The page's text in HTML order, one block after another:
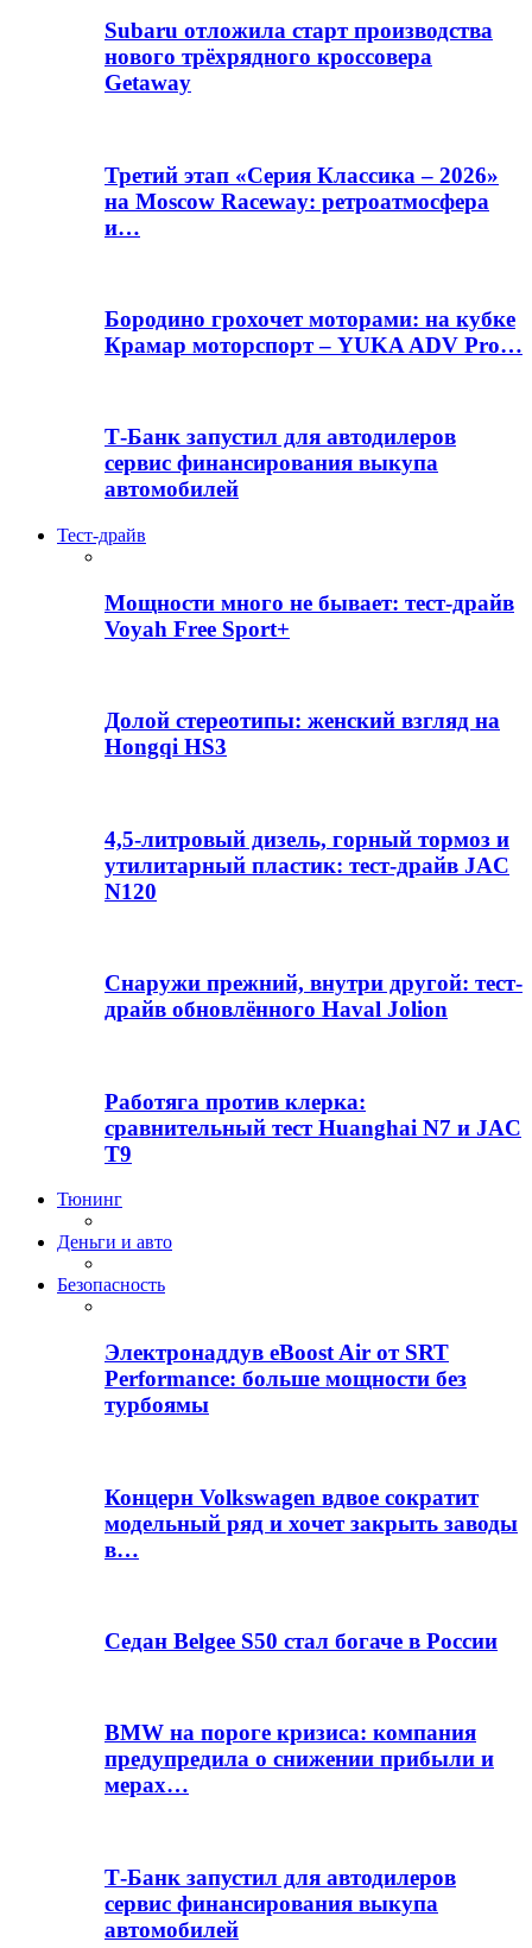
Subaru отложила старт производства
нового трёхрядного кроссовера
Getaway
Третий этап «Серия Классика – 2026»
на Moscow Raceway: ретроатмосфера
и…
Бородино грохочет моторами: на кубке
Крамар моторспорт – YUKA ADV Pro…
Т-Банк запустил для автодилеров
сервис финансирования выкупа
автомобилей
Тест-драйв
Мощности много не бывает: тест-драйв
Voyah Free Sport+
Долой стереотипы: женский взгляд на
Hongqi HS3
4,5-литровый дизель, горный тормоз и
утилитарный пластик: тест-драйв JAC
N120
Снаружи прежний, внутри другой: тест-
драйв обновлённого Haval Jolion
Работяга против клерка:
сравнительный тест Huanghai N7 и JAC
T9
Тюнинг
Деньги и авто
Безопасность
Электронаддув eBoost Air от SRT
Performance: больше мощности без
турбоямы
Концерн Volkswagen вдвое сократит
модельный ряд и хочет закрыть заводы
в…
Седан Belgee S50 стал богаче в России
BMW на пороге кризиса: компания
предупредила о снижении прибыли и
мерах…
Т-Банк запустил для автодилеров
сервис финансирования выкупа
автомобилей